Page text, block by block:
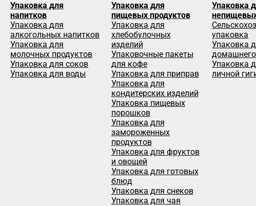
Упаковка для
напитков
Упаковка для
алкогольных напитков
Упаковка для
молочных продуктов
Упаковка для соков
Упаковка для воды
Упаковка для
пищевых продуктов
Упаковка для
хлебобулочных
изделий
Упаковочные пакеты
для кофе
Упаковка для приправ
Упаковка для
кондитерских изделий
Упаковка пищевых
порошков
Упаковка для
замороженных
продуктов
Упаковка для фруктов
и овощей
Упаковка для готовых
блюд
Упаковка для снеков
Упаковка для чая
Упаковка
упаковка
Упаковка
Упаковка
личной